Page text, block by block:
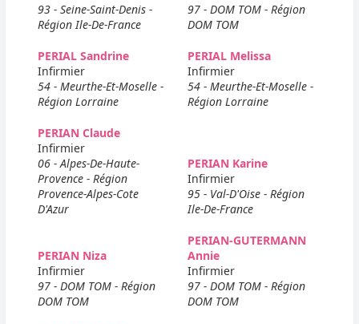
93 - Seine-Saint-Denis -
Région Ile-De-France
97 - DOM TOM - Région
DOM TOM
PERIAL Sandrine
Infirmier
54 - Meurthe-Et-Moselle -
Région Lorraine
PERIAL Melissa
Infirmier
54 - Meurthe-Et-Moselle -
Région Lorraine
PERIAN Claude
Infirmier
06 - Alpes-De-Haute-
Provence - Région
Provence-Alpes-Cote
D'Azur
PERIAN Karine
Infirmier
95 - Val-D'Oise - Région
Ile-De-France
PERIAN Niza
Infirmier
97 - DOM TOM - Région
DOM TOM
PERIAN-GUTERMANN
Annie
Infirmier
97 - DOM TOM - Région
DOM TOM